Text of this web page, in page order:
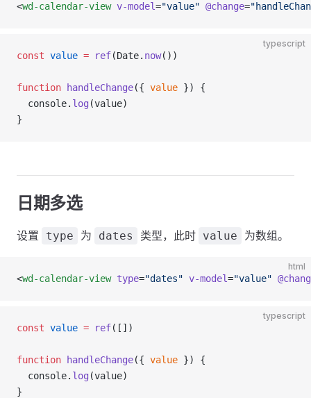
<wd-calendar-view v-model="value" @change=
typescript
const value = ref(Date. now())
function handleChange({ value }) {
  console.
log (value)
}
日期多选
设置 type 为 dates 类型，此时 value 为数组。
html
<wd-calendar-view type="dates" v-model="value"
typescript
const value = ref([])
function handleChange({ value }) {
  console.
log (value)
}